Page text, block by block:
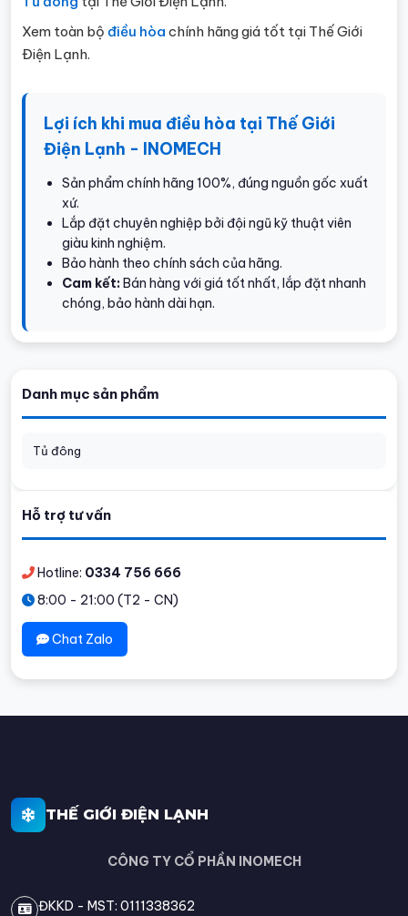
Danh mục sản phẩm
Tủ đông
Hỗ trợ tư vấn
Hotline: 0334 756 666
8:00 - 21:00 (T2 - CN)
Chat Zalo
Xem toàn bộ điều hòa chính hãng giá tốt tại Thế Giới
Điện Lạnh.
Lợi ích khi mua điều hòa tại Thế Giới
Điện Lạnh - INOMECH
Sản phẩm chính hãng 100%, đúng nguồn gốc xuất
xứ.
Lắp đặt chuyên nghiệp bởi đội ngũ kỹ thuật viên
giàu kinh nghiệm.
Bảo hành theo chính sách của hãng.
Cam kết:Bán hàng với giá tốt nhất, lắp đặt nhanh
chóng, bảo hành dài hạn.
THẾ GIỚI ĐIỆN LẠNH
CÔNG TY CỔ PHẦN INOMECH
ĐKKD - MST: 0111338362